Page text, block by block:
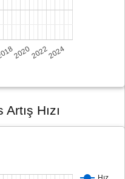
202020222024
Hızı